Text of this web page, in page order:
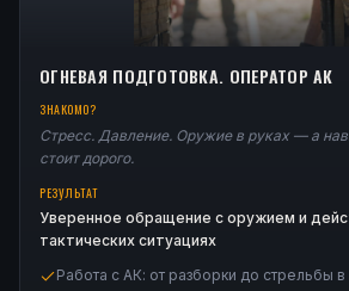
ОГНЕВАЯ ПОДГОТОВКА. ОПЕРАТОР АК
ЗНАКОМО?
Стресс. Давление. Оружие в руках — а
стоит дорого.
РЕЗУЛЬТАТ
Уверенное обращение с оружием и
тактических ситуациях
Работа с АК: от разборки до стрельбы